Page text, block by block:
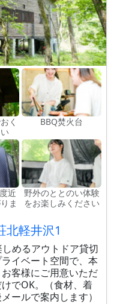
く
BBQ焚火台
近
ま
野外のととのい体験
をお楽しみください
北軽井沢1
めるアウトドア貸切
イベート空間で、本
客様にご用意いただ
でOK。（食材、着
ールで案内します）